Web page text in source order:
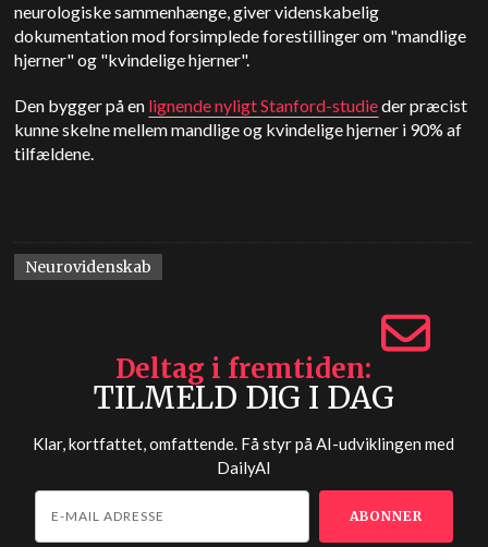
neurologiske sammenhænge, giver videnskabelig
dokumentation mod forsimplede forestillinger om "mandlige
hjerner" og "kvindelige hjerner".
Den bygger på en lignende nyligt Stanford-studieder præcist
kunne skelne mellem mandlige og kvindelige hjerner i 90% af
tilfældene.
Neurovidenskab
Deltag i fremtiden
TILMELD DIG I DAG
Klar, kortfattet, omfattende. Få styr på AI-udviklingen med
DailyAI